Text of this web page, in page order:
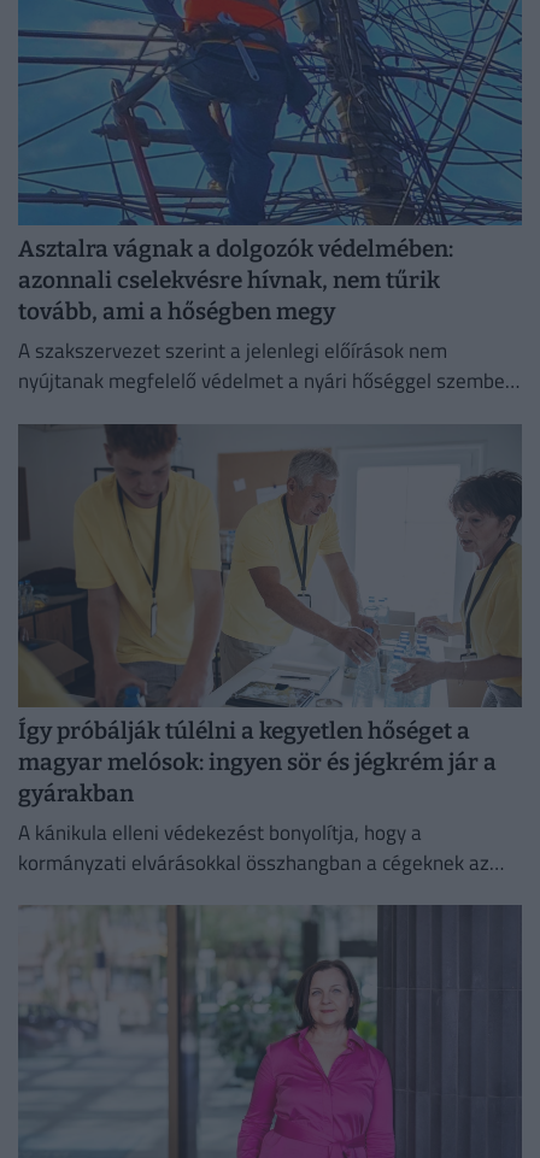
Asztalra vágnak a dolgozók védelmében:
azonnali cselekvésre hívnak, nem tűrik
tovább, ami a hőségben megy
A szakszervezet szerint a jelenlegi előírások nem
nyújtanak megfelelő védelmet a nyári hőséggel szemben,
védelmében.
Így próbálják túlélni a kegyetlen hőséget a
magyar melósok: ingyen sör és jégkrém jár a
gyárakban
A kánikula elleni védekezést bonyolítja, hogy a
kormányzati elvárásokkal összhangban a cégeknek az